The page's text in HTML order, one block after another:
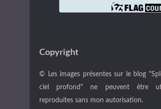
Copyright
© Les images présentes sur le blog
ciel profond" ne peuvent être
reproduites sans mon autorisation.